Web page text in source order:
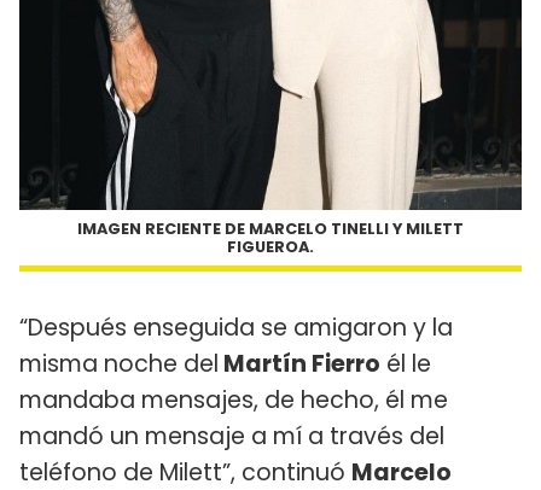
IMAGEN RECIENTE DE MARCELO TINELLI Y MILETT
FIGUEROA.
“Después enseguida se amigaron y la
misma noche del Martín Fierro él le
mandaba mensajes, de hecho, él me
mandó un mensaje a mí a través del
teléfono de Milett”, continuó Marcelo